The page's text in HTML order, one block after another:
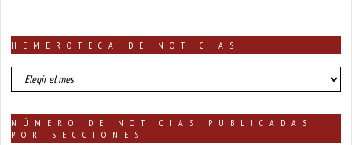
HEMEROTECA DE NOTICIAS
HEMEROTECA
DE
NÚMERO DE NOTICIAS PUBLICADAS
POR SECCIONES